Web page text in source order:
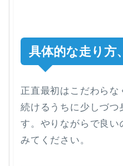
具体的な走り方
正直最初はこだわらな
続けるうちに少しづつ
す。やりながらで良い
みてください。